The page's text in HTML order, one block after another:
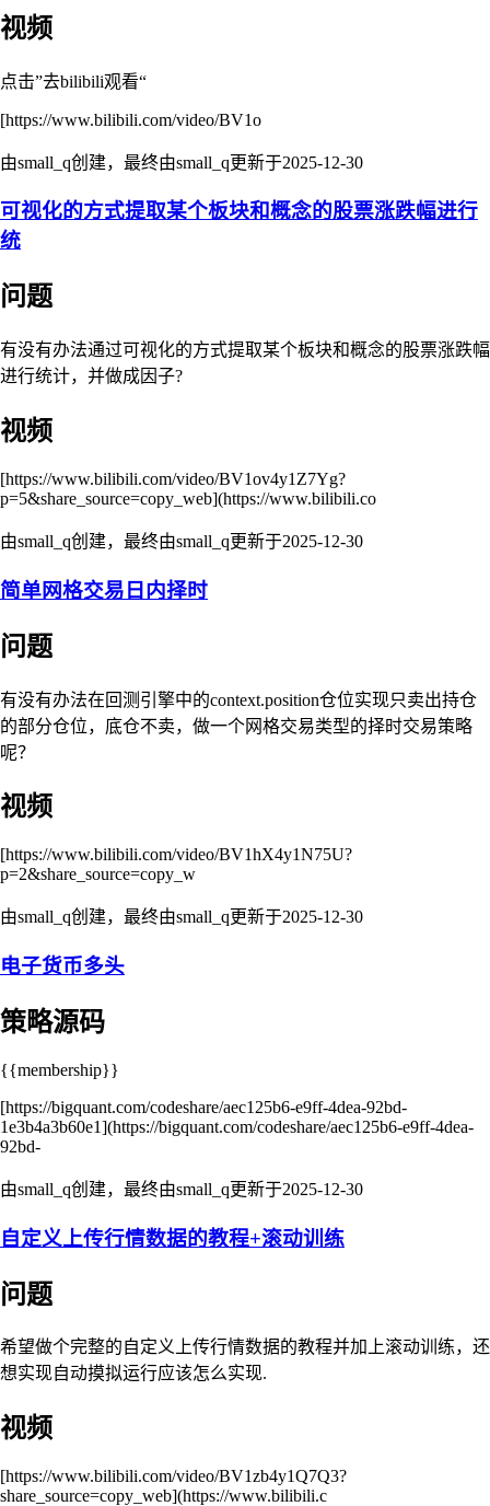
视频
点击”去bilibili观看“
[https://www.bilibili.com/video/BV1o
由small_q创建，最终由small_q更新于2025-12-30
可视化的方式提取某个板块和概念的股票涨跌幅进行
统
问题
有没有办法通过可视化的方式提取某个板块和概念的股票涨跌幅
进行统计，并做成因子?
视频
[https://www.bilibili.com/video/BV1ov4y1Z7Yg?
p=5&share_source=copy_web](https://www.bilibili.co
由small_q创建，最终由small_q更新于2025-12-30
简单网格交易日内择时
问题
有没有办法在回测引擎中的context.position仓位实现只卖出持仓
的部分仓位，底仓不卖，做一个网格交易类型的择时交易策略
呢？
视频
[https://www.bilibili.com/video/BV1hX4y1N75U?
p=2&share_source=copy_w
由small_q创建，最终由small_q更新于2025-12-30
电子货币多头
策略源码
{{membership}}
[https://bigquant.com/codeshare/aec125b6-e9ff-4dea-92bd-
1e3b4a3b60e1](https://bigquant.com/codeshare/aec125b6-e9ff-4dea-
92bd-
由small_q创建，最终由small_q更新于2025-12-30
自定义上传行情数据的教程+滚动训练
问题
希望做个完整的自定义上传行情数据的教程并加上滚动训练，还
想实现自动摸拟运行应该怎么实现.
视频
[https://www.bilibili.com/video/BV1zb4y1Q7Q3?
share_source=copy_web](https://www.bilibili.c